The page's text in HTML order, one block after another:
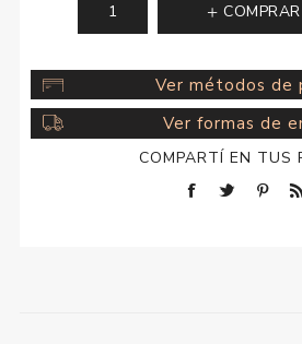
COMPRAR
Ver métodos de
Ver formas de
COMPARTÍ EN TUS